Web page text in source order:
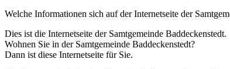
Welche Informationen sich auf der Internetseite der
Dies ist die Internetseite der Samtgemeinde Baddeckenstedt.
Wohnen Sie in der Samtgemeinde Baddeckenstedt?
Dann ist diese Internetseite für Sie.